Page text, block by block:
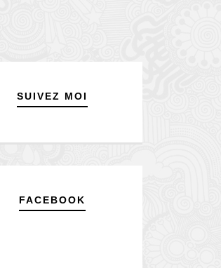
SUIVEZ MOI
FACEBOOK